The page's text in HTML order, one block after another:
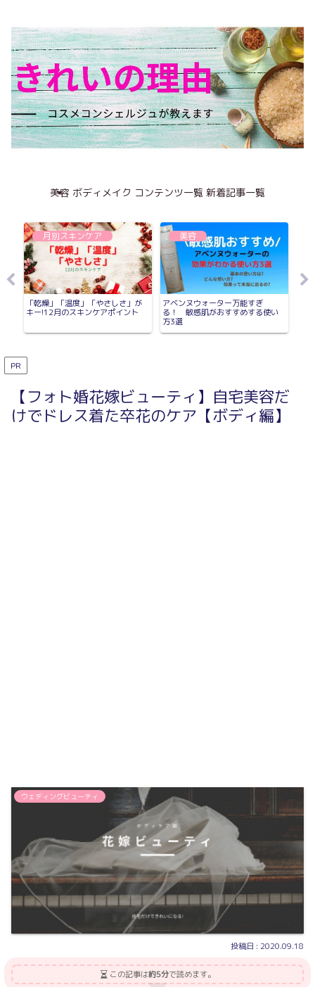
美容 ボディメイク コンテンツ一覧 新着記事一覧
月別スキンケア
「乾燥」「温度」「やさしさ」が
キー!12月のスキンケアポイント
美容
アベンヌウォーター万能すぎ
る！ 敏感肌がおすすめする使い
方3選
PR
【フォト婚花嫁ビューティ】自宅美容だ
けでドレス着た卒花のケア【ボディ編】
ウェディングビューティ
2020.09.18
この記事は約5分で読めます。